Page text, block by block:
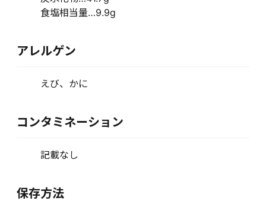
食塩相当量…9.9g
アレルゲン
えび、かに
コンタミネーション
記載なし
保存方法